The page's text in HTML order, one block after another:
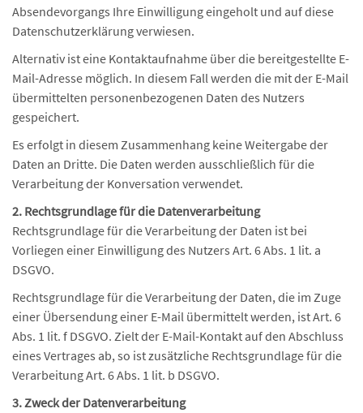
Absendevorgangs Ihre Einwilligung eingeholt und auf diese
Datenschutzerklärung verwiesen.
Alternativ ist eine Kontaktaufnahme über die bereitgestellte E-
Mail-Adresse möglich. In diesem Fall werden die mit der E-Mail
übermittelten personenbezogenen Daten des Nutzers
gespeichert.
Es erfolgt in diesem Zusammenhang keine Weitergabe der
Daten an Dritte. Die Daten werden ausschließlich für die
Verarbeitung der Konversation verwendet.
2. Rechtsgrundlage für die Datenverarbeitung
Rechtsgrundlage für die Verarbeitung der Daten ist bei
Vorliegen einer Einwilligung des Nutzers Art. 6 Abs. 1 lit. a
DSGVO.
Rechtsgrundlage für die Verarbeitung der Daten, die im Zuge
einer Übersendung einer E-Mail übermittelt werden, ist Art. 6
Abs. 1 lit. f DSGVO. Zielt der E-Mail-Kontakt auf den Abschluss
eines Vertrages ab, so ist zusätzliche Rechtsgrundlage für die
Verarbeitung Art. 6 Abs. 1 lit. b DSGVO.
3. Zweck der Datenverarbeitung